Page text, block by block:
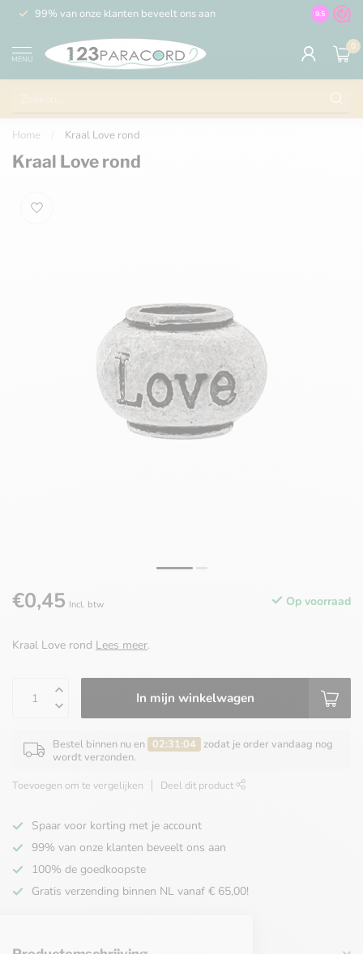
99% van onze klanten beveelt ons aan 100% de
9.5
MENU
0
Home Kraal Love rond
Kraal Love rond
€0,45 Incl. btw Op voorraad
Kraal Love rond Lees meer.
In mijn winkelwagen
Bestel binnen nu en 02:31:04
zodat je order vandaag nog
wordt verzonden.
Toevoegen om te vergelijken Deel dit product
Spaar voor korting met je account
99% van onze klanten beveelt ons aan
100% de goedkoopste
Gratis verzending binnen NL vanaf € 65,00!